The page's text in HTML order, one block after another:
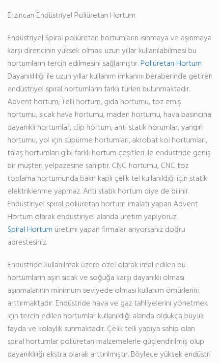
Erzincan Endüstriyel Poliüretan Hortum
Endüstriyel Spiral poliüretan hortumların ısınmaya ve aşınmaya
karşı direncinin yüksek olması uzun yıllar kullanılabilmesi bu
hortumların tercih edilmesini sağlamıştır.Poliüretan Hortum
Dayanıklılığı ile uzun yıllar kullanım imkanını beraberinde getiren
endüstriyel spiral hortumların farklı türleri bulunmaktadır.
Advent hortum; Telli hortum, gıda hortumu, toz emiş
hortumu, sıcak hava hortumu, maden hortumu, hava basıncına
dayanıklı hortumlar, clip hortum, anti statik horumlar, yangın
hortumu, yol için süpürme hortumları, akrobat kol hortumları,
talaş hortumları gibi farklı hortum çeşitleri ile endüstride geniş
bir müşteri yelpazesine sahiptir. CNC hortumu, CNC toz
toplama hortumunda bakır kaplı çelik tel kullanıldığı için statik
elektriklenme yapmaz. Anti statik hortum diye de bilinir.
Endüstiriyel spiral poliüretan hortum imalatı yapan Advent
Hortum olarak endüstiriyel alanda üretim yapıyoruz.
Spiral Hortum üretimi yapan firmalar arıyorsanız doğru
adrestesiniz.
Endüstride kullanılmak üzere özel olarak imal edilen bu
hortumların aşırı sıcak ve soğuğa karşı dayanıklı olması
aşınmalarının minimum seviyede olması kullanım ömürlerini
arttırmaktadır. Endüstride hava ve gaz tahliyelerini yönetmek
için tercih edilen hortumlar kullanıldığı alanda oldukça büyük
fayda ve kolaylık sunmaktadır. Çelik telli yapıya sahip olan
spiral hortumlar poliüretan malzemelerle güçlendirilmiş olup
dayanıklılığı ekstra olarak arttırılmıştır. Böylece yüksek endüstri